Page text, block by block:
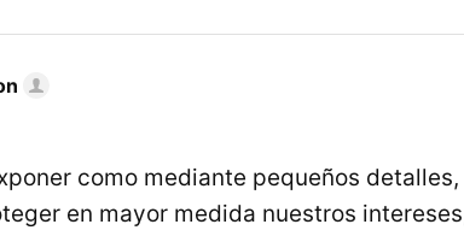
como mediante pequeños
en mayor medida nuestros